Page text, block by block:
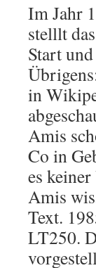
Im Jahr
stelllt
Start
in
Amis
Co in
es
Amis
Text.
LT250.